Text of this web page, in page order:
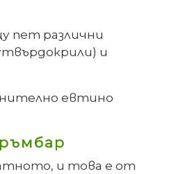
пет различни
и
евтино
и това е от